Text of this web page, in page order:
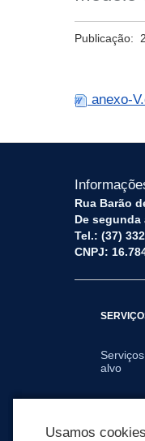
Publicação:
anexo-
Rua Barão
De segunda
Tel.: (37)
CNPJ:
alvo
Usamos